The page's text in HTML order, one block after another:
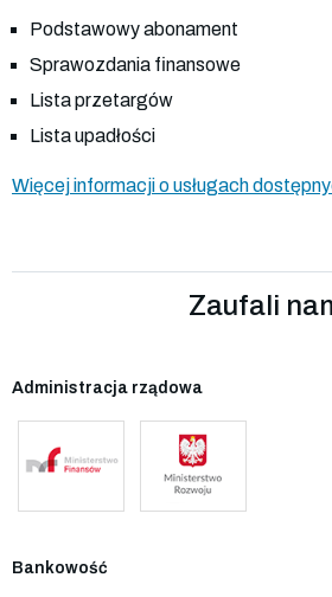
Podstawowy abonament
Sprawozdania finansowe
Lista przetargów
Lista upadłości
Więcej informacji o usługach
Zaufali
Administracja rządowa
Bankowość